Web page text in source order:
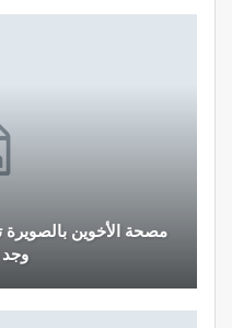
مصحة الأخوين بالصويرة